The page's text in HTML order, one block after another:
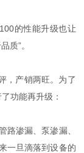
的性能升级也让
质”。
，产销两旺。为了
功能再升级：
路渗漏、泵渗漏、
一旦滴落到设备的